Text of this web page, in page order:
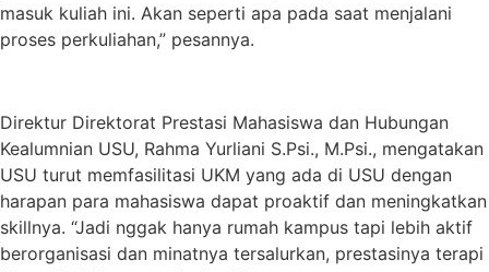
masuk kuliah ini. Akan seperti apa pada saat menjalani
proses perkuliahan,” pesannya.
Direktur Direktorat Prestasi Mahasiswa dan Hubungan
Kealumnian USU, Rahma Yurliani S.Psi., M.Psi., mengatakan
USU turut memfasilitasi UKM yang ada di USU dengan
harapan para mahasiswa dapat proaktif dan meningkatkan
skillnya. “Jadi nggak hanya rumah kampus tapi lebih aktif
berorganisasi dan minatnya tersalurkan, prestasinya terapi